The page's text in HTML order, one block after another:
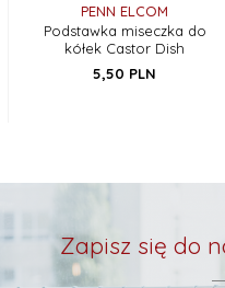
PENN ELCOM
Podstawka miseczka do
kółek Castor Dish
5,50 PLN
Zapisz się do